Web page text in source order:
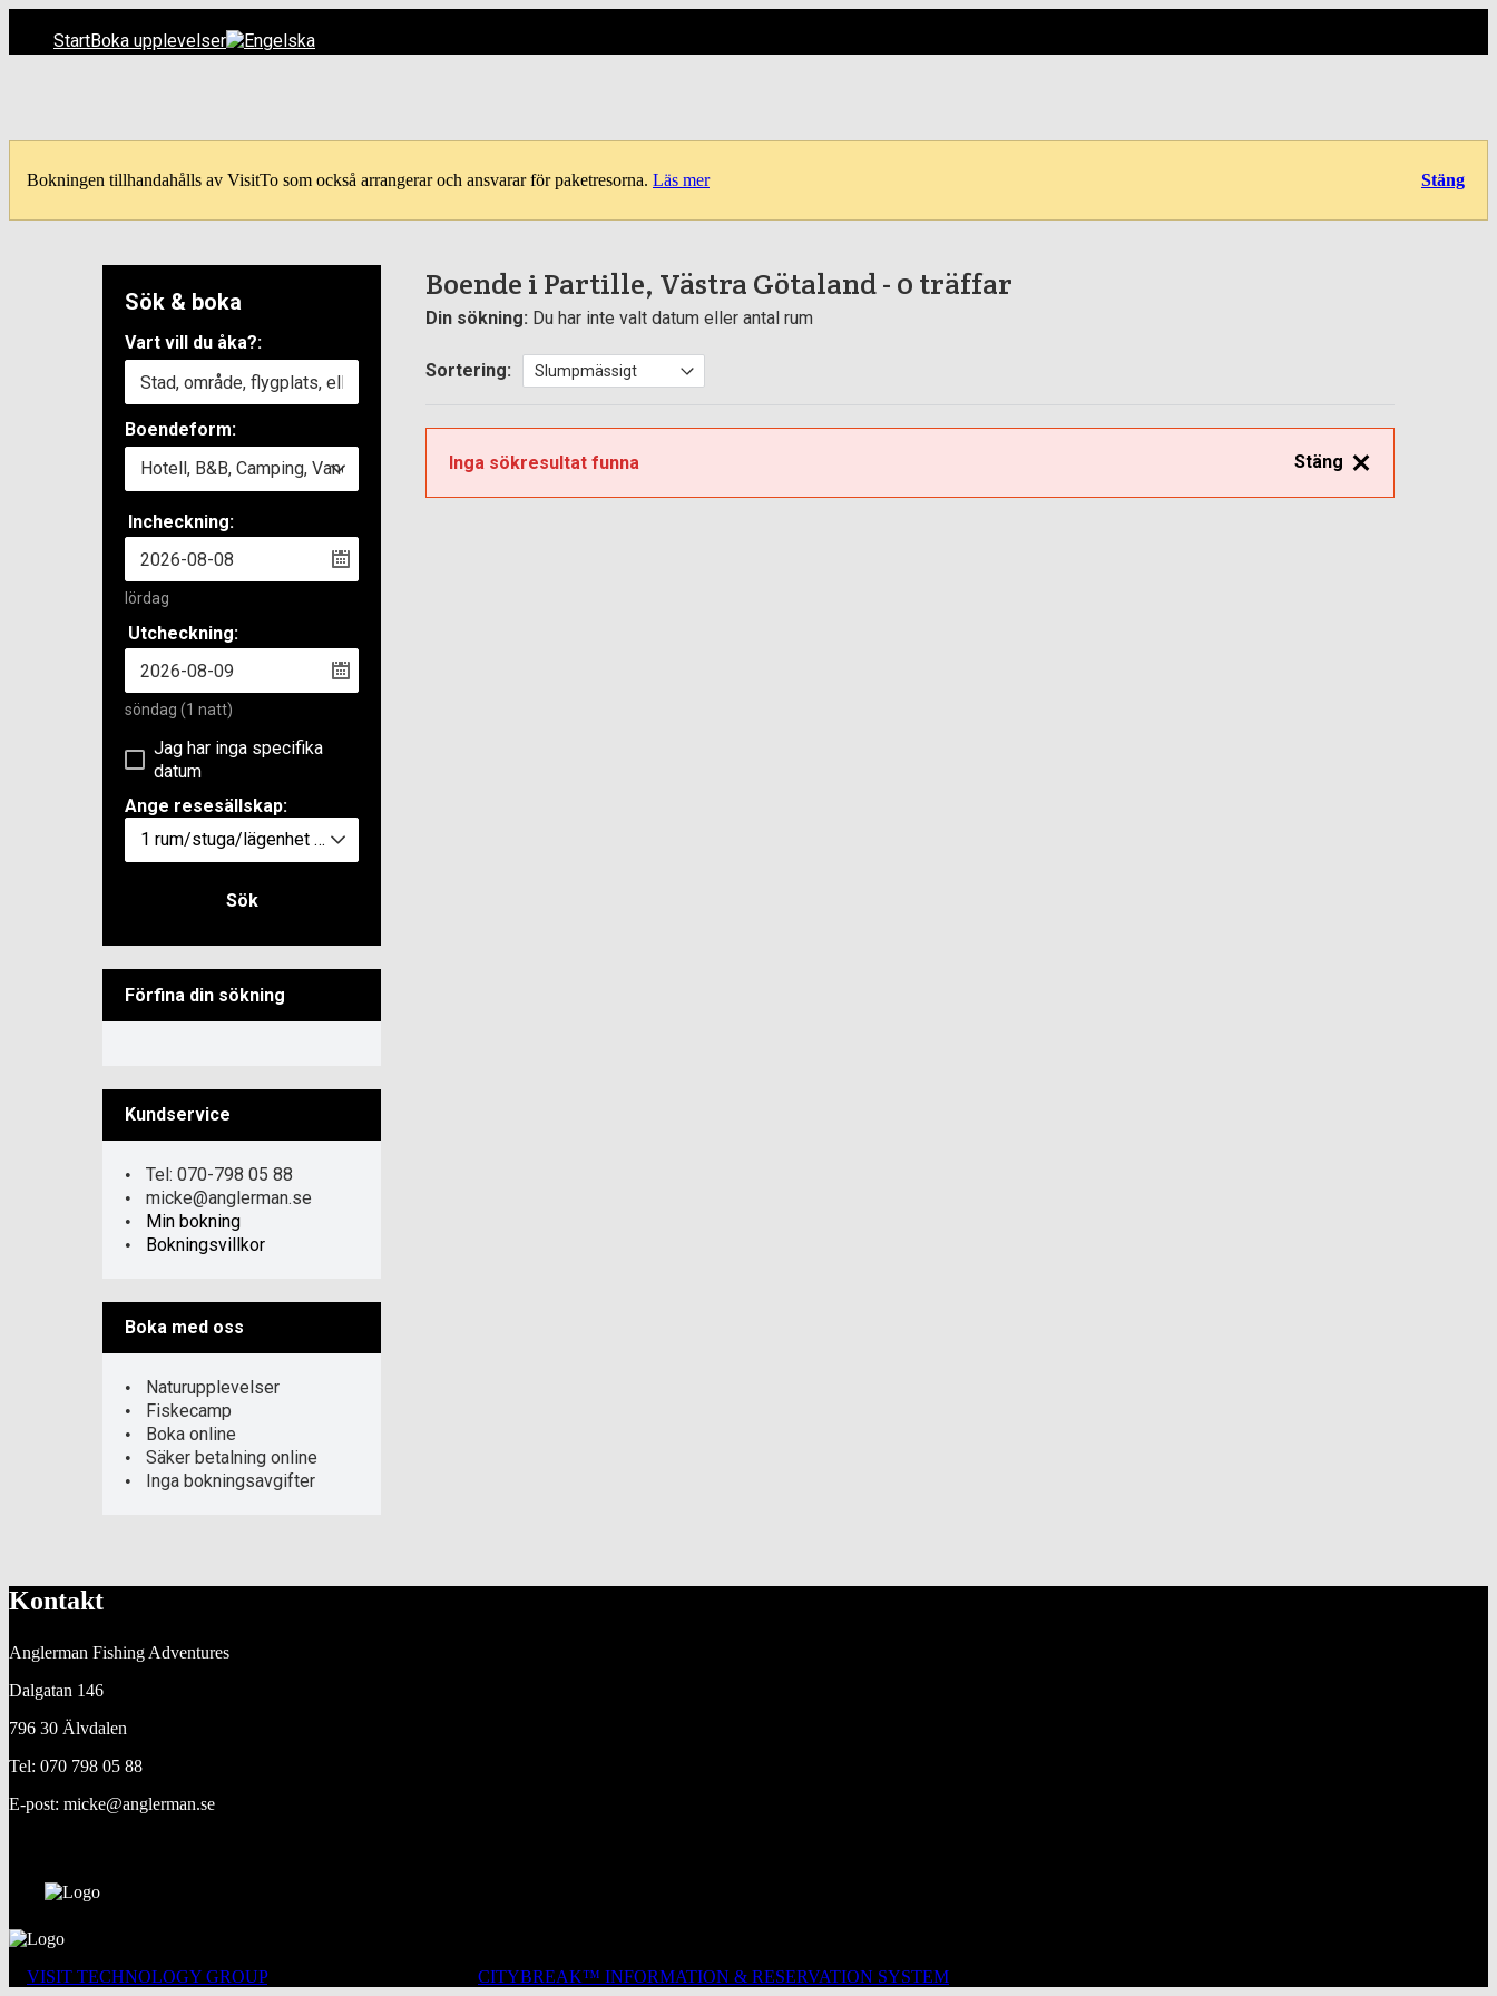
StartBoka upplevelser
Bokningen tillhandahålls av VisitTo som också arrangerar och ansvarar för paketresorna. Läs mer Stäng
Boende i Partille, Västra Götaland- 0 träffar
Din sökning: Du har inte valt datum eller antal rum
Sortering:
Stäng
Inga sökresultat funna
Sök & boka
Vart vill du åka?:
Boendeform:
Incheckning:
lördag
Utcheckning:
söndag (1 natt)
Jag har inga specifika
datum
Ange resesällskap:
1 rum/stuga/lägenhet (2 personer)
Sök
Förfina din sökning
Kundservice
Tel: 070-798 05 88
micke@anglerman.se
Min bokning
Bokningsvillkor
Boka med oss
Naturupplevelser
Fiskecamp
Boka online
Säker betalning online
Inga bokningsavgifter
Kontakt
Anglerman Fishing Adventures
Dalgatan 146
796 30 Älvdalen
Tel: 070 798 05 88
E-post: micke@anglerman.se
VISIT TECHNOLOGY GROUPALL RIGHTS RESERVED CITYBREAK™ INFORMATION & RESERVATION SYSTEM